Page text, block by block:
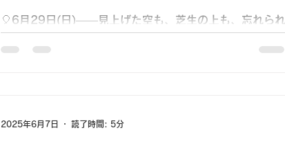
🎈6月29日(日)――見上げた空も、芝生の上も、忘れられ
ない一日に。 ＼ついにラスト！ピクニックマルシェ × ア
ンブレラスカイ🎉／ 6月だけの特別イベントが、ついに
2025年6月7日 読了時間: 5分